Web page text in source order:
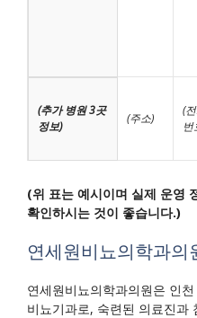
(추가 병원 3곳
정보)
(주소)
(
번
(위 표는 예시이며 실제 운영
확인하시는 것이 좋습니다.)
연세원비뇨의학과의
연세원비뇨의학과의원은 인
비뇨기과로, 숙련된 의료진과